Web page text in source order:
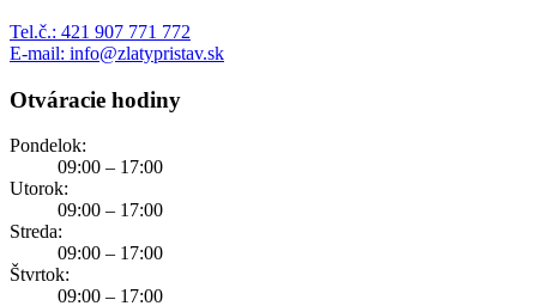
Tel.č.: 421 907 771 772
E-mail: info@zlatypristav.sk
Otváracie hodiny
Pondelok:
09:00 – 17:00
Utorok:
09:00 – 17:00
Streda:
09:00 – 17:00
Štvrtok:
09:00 – 17:00